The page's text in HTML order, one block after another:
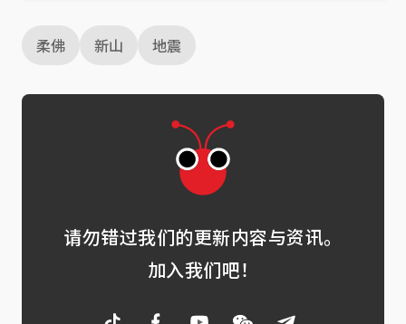
柔佛 新山 地震
请勿错过我们的更新内容与资讯。
加入我们吧！